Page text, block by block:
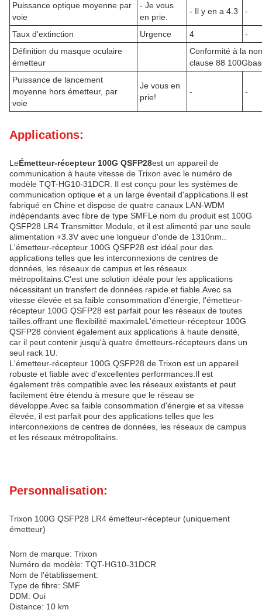
Puissance optique moyenne par
voie
- Je vous
en prie.
- Il y en a 4.3 -
Taux d'extinction Urgence 4
-
Définition du masque oculaire
émetteur
Conformité à la
clause 88
Puissance de lancement
moyenne hors émetteur, par
voie
Je vous en
prie!
- -
Applications:
LeÉmetteur-récepteur 100G QSFP28est un appareil de
communication à haute vitesse de Trixon avec le numéro de
modèle TQT-HG10-31DCR. Il est conçu pour les systèmes de
communication optique et a un large éventail d'applications.Il est
fabriqué en Chine et dispose de quatre canaux LAN-WDM
indépendants avec fibre de type SMFLe nom du produit est 100G
QSFP28 LR4 Transmitter Module, et il est alimenté par une seule
alimentation +3.3V avec une longueur d'onde de 1310nm..
L'émetteur-récepteur 100G QSFP28 est idéal pour des
applications telles que les interconnexions de centres de
données, les réseaux de campus et les réseaux
métropolitains.C'est une solution idéale pour les applications
nécessitant un transfert de données rapide et fiable.Avec sa
vitesse élevée et sa faible consommation d'énergie, l'émetteur-
récepteur 100G QSFP28 est parfait pour les réseaux de toutes
tailles.offrant une flexibilité maximaleL'émetteur-récepteur 100G
QSFP28 convient également aux applications à haute densité,
car il peut contenir jusqu'à quatre émetteurs-récepteurs dans un
seul rack 1U.
L'émetteur-récepteur 100G QSFP28 de Trixon est un appareil
robuste et fiable avec d'excellentes performances.Il est
également très compatible avec les réseaux existants et peut
facilement être étendu à mesure que le réseau se
développe.Avec sa faible consommation d'énergie et sa vitesse
élevée, il est parfait pour des applications telles que les
interconnexions de centres de données, les réseaux de campus
et les réseaux métropolitains.
Personnalisation:
Trixon 100G QSFP28 LR4 émetteur-récepteur (uniquement
émetteur)
Nom de marque: Trixon
Numéro de modèle: TQT-HG10-31DCR
Nom de l'établissement:
Type de fibre: SMF
DDM: Oui
Distance: 10 km